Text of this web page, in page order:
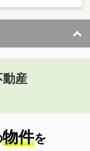
産
物件を